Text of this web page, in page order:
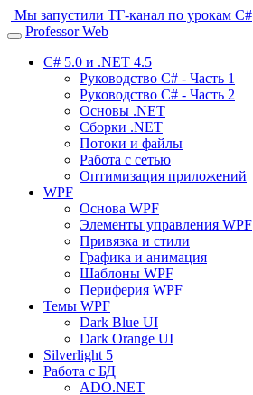
Мы запустили ТГ-канал по урокам C#
Toggle
navigation
Professor Web
C# 5.0 и .NET 4.5
Руководство C# - Часть 1
Руководство C# - Часть 2
Основы .NET
Сборки .NET
Потоки и файлы
Работа с сетью
Оптимизация приложений
WPF
Основа WPF
Элементы управления WPF
Привязка и стили
Графика и анимация
Шаблоны WPF
Периферия WPF
Темы WPF
Dark Blue UI
Dark Orange UI
Silverlight 5
Работа с БД
ADO.NET